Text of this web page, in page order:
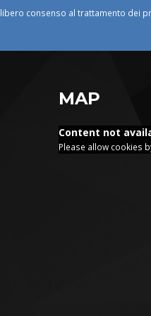
consenso al trattamento dei
MAP
Content not
Please allow cookies